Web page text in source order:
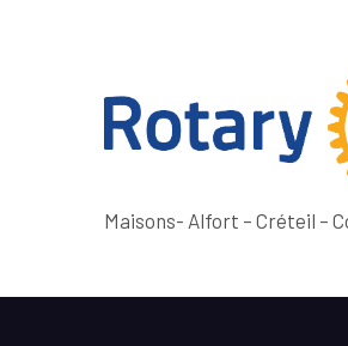
Maisons- Alfort – Créteil –